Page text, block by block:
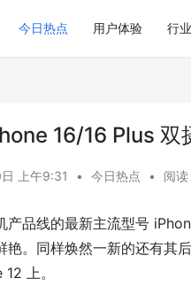
今日热点 用户体验 行
16/16 Plus
上午9:31 • 今日热点 • 阅
产品线的最新主流型号
艳。同样焕然一新的还有其
上。